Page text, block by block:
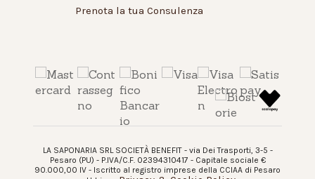
Prenota la tua Consulenza
LA SAPONARIA SRL SOCIETÀ BENEFIT - via Dei Trasporti, 3-5 -
Pesaro (PU) - P.IVA/C.F. 02394310417 - Capitale sociale €
90.000,00 IV - Iscritto al registro imprese della CCIAA di Pesaro